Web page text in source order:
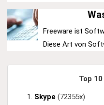
Freeware ist
Diese Art von
Top
Skype (72355x)